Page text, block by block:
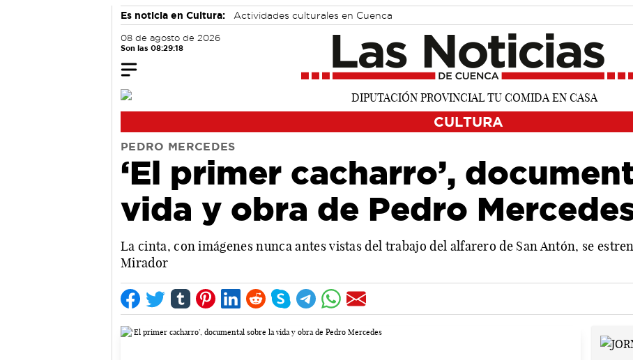
Es noticia en Cultura: Actividades culturales en Cuenca
08 de agosto de 2026
Son las 08:29:18
CULTURA
PEDRO MERCEDES
‘El primer cacharro’,
vida y obra de Pedro
La cinta, con imágenes nunca antes vistas del trabajo del alfarero de San Antón, se
Mirador